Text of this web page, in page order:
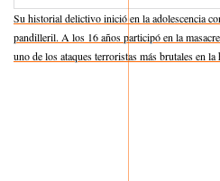
Su historial delictivo inició en la adolescencia
pandilleril. A los 16 años participó en la
uno de los ataques terroristas más brutales en